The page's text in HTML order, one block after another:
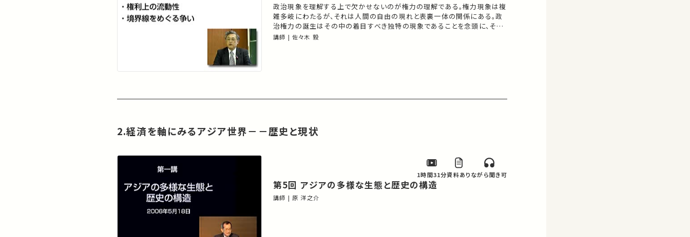
政治現象を理解する上で欠かせないのが権力の理解である。権力現象は複
雑多岐にわたるが、それは人間の自由の現れと表裏一体の関係にある。政
治権力の誕生はその中の着目すべき独特の現象であることを念頭に、その
生態の現代にまで及ぶ基本的な特製を把握する。
講師 | 佐々木 毅
2.経済を軸にみるアジア世界－－歴史と現状
1時間31分資料ありながら聞き可
第5回 アジアの多様な生態と歴史の構造
講師 | 原 洋之介